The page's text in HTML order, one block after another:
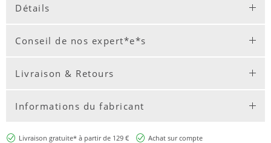
Détails
Conseil de nos expert*e*s
Livraison & Retours
Informations du fabricant
Livraison gratuite* à partir de 129 €
Achat sur compte